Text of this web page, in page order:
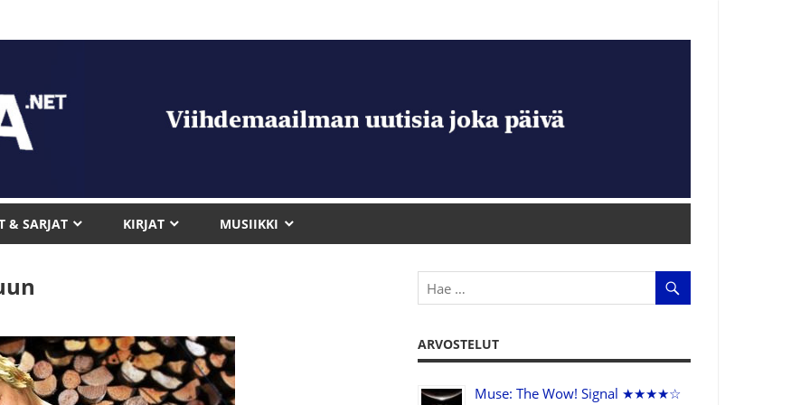
& SARJAT KIRJAT MUSIIKKI
ARVOSTELUT
Muse: The Wow! Signal ★★★★☆